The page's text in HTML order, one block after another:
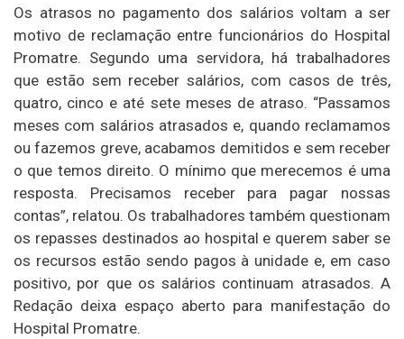
Os atrasos no pagamento dos salários voltam a ser
motivo de reclamação entre funcionários do Hospital
Promatre. Segundo uma servidora, há trabalhadores
que estão sem receber salários, com casos de três,
quatro, cinco e até sete meses de atraso. “Passamos
meses com salários atrasados e, quando reclamamos
ou fazemos greve, acabamos demitidos e sem receber
o que temos direito. O mínimo que merecemos é uma
resposta. Precisamos receber para pagar nossas
contas”, relatou. Os trabalhadores também questionam
os repasses destinados ao hospital e querem saber se
os recursos estão sendo pagos à unidade e, em caso
positivo, por que os salários continuam atrasados. A
Redação deixa espaço aberto para manifestação do
Hospital Promatre.